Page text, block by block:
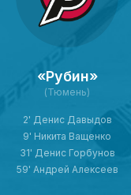
«Рубин»
(Тюмень)
2' Денис Давыдов
9' Никита Ващенко
31' Денис Горбунов
59' Андрей Алексеев